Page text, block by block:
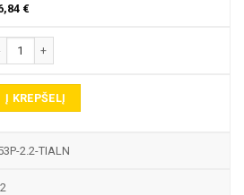
€
kiekis: 753P TEKINIMO PLOKŠTELĖ
Į KREPŠELĮ
2.2-TIALN